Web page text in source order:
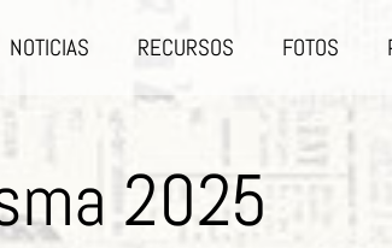
NOTICIAS RECURSOS FOTOS
2025